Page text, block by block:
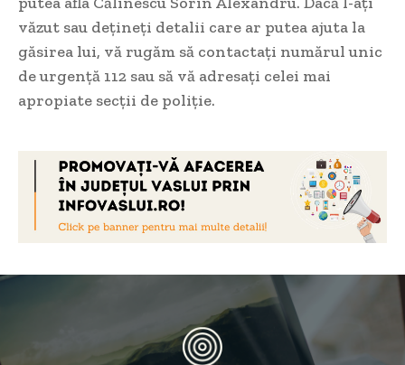
văzut sau dețineți detalii care ar putea ajuta la
găsirea lui, vă rugăm să contactați numărul unic
de urgență 112 sau să vă adresați celei mai
apropiate secții de poliție.